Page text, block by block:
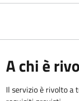
A chi è
Il servizio è rivolto a